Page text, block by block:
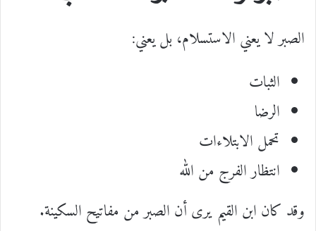
الصبر لا يعني الاستسلام، بل يعني:
الثبات
الرضا
تحمل الابتلاءات
انتظار الفرج من الله
وقد كان ابن القيم يرى أن الصبر من مفاتيح السكينة.